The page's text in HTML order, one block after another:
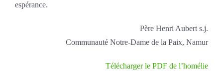
espérance.
Père Henri Aubert s.j.
Communauté Notre-Dame de la Paix, Namur
Télécharger le PDF de l’homélie